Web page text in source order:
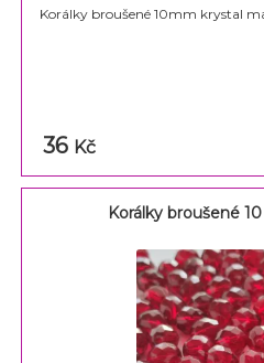
Korálky broušené 10mm krystal
36 Kč
Korálky broušené